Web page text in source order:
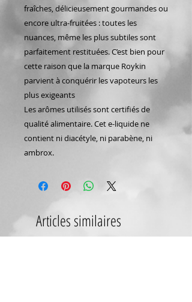
fraîches, délicieusement gourmandes ou
encore ultra-fruitées : toutes les
nuances, même les plus subtiles sont
parfaitement restituées. C’est bien pour
cette raison que la marque Roykin
parvient à conquérir les vapoteurs les
plus exigeants
Les arômes utilisés sont certifiés de
qualité alimentaire. Cet e-liquide ne
contient ni diacétyle, ni parabène, ni
ambrox.
Articles similaires